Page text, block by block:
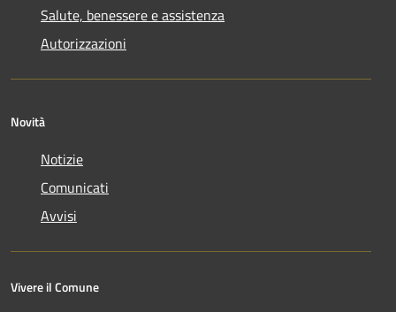
Salute, benessere e assistenza
Autorizzazioni
Novità
Notizie
Comunicati
Avvisi
Vivere il Comune